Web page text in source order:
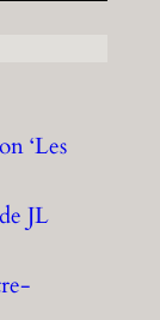
‘Les
JL